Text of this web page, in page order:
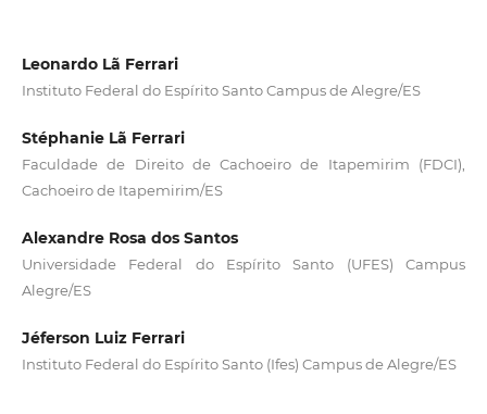
Leonardo Lã Ferrari
Instituto Federal do Espírito Santo Campus de Alegre/ES
Stéphanie Lã Ferrari
Faculdade de Direito de Cachoeiro de Itapemirim (FDCI),
Cachoeiro de Itapemirim/ES
Alexandre Rosa dos Santos
Universidade Federal do Espírito Santo (UFES) Campus
Alegre/ES
Jéferson Luiz Ferrari
Instituto Federal do Espírito Santo (Ifes) Campus de Alegre/ES